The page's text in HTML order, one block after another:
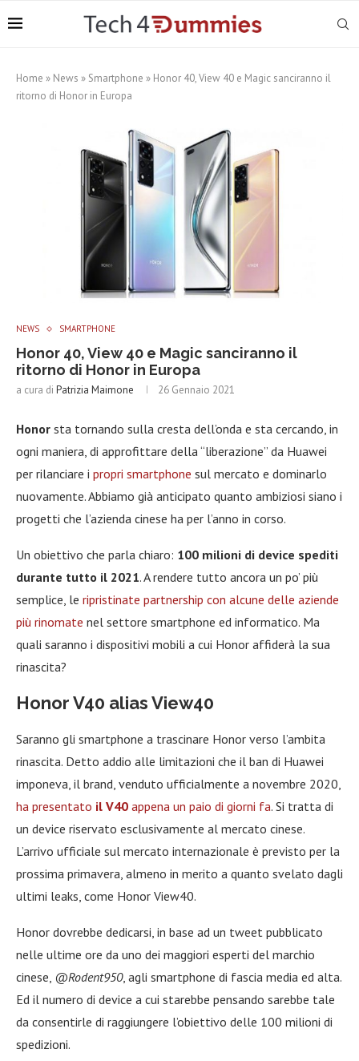
Home » News » Smartphone » Honor 40, View 40 e Magic sanciranno il
ritorno di Honor in Europa
NEWS SMARTPHONE
Honor 40, View 40 e Magic sanciranno il
ritorno di Honor in Europa
a cura di Patrizia Maimone 26 Gennaio 2021
Honor sta tornando sulla cresta dell’onda e sta cercando, in
ogni maniera, di approfittare della “liberazione” da Huawei
per rilanciare i propri smartphone sul mercato e dominarlo
nuovamente. Abbiamo già anticipato quanto ambiziosi siano i
progetti che l’azienda cinese ha per l’anno in corso.
Un obiettivo che parla chiaro: 100 milioni di device spediti
durante tutto il 2021. A rendere tutto ancora un po’ più
semplice, le ripristinate partnership con alcune delle aziende
più rinomate nel settore smartphone ed informatico. Ma
quali saranno i dispositivi mobili a cui Honor affiderà la sua
rinascita?
Honor V40 alias View40
Saranno gli smartphone a trascinare Honor verso l’ambita
rinascita. Detto addio alle limitazioni che il ban di Huawei
imponeva, il brand, venduto ufficialmente a novembre 2020,
ha presentato il V40 appena un paio di giorni fa. Si tratta di
un device riservato esclusivamente al mercato cinese.
L’arrivo ufficiale sul mercato internazionale è previsto per la
prossima primavera, almeno in merito a quanto svelato dagli
ultimi leaks, come Honor View40.
Honor dovrebbe dedicarsi, in base ad un tweet pubblicato
nelle ultime ore da uno dei maggiori esperti del marchio
cinese, @Rodent950, agli smartphone di fascia media ed alta.
Ed il numero di device a cui starebbe pensando sarebbe tale
da consentirle di raggiungere l’obiettivo delle 100 milioni di
spedizioni.